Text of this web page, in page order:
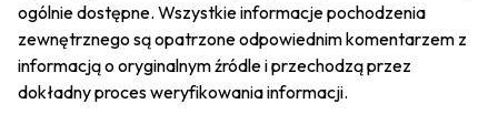
ogólnie dostępne. Wszystkie informacje pochodzenia
zewnętrznego są opatrzone odpowiednim komentarzem z
informacją o oryginalnym źródle i przechodzą przez
dokładny proces weryfikowania informacji.